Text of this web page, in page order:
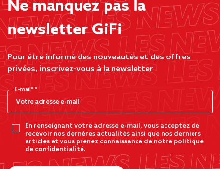
Ne manquez pas la
newsletter GiFi
Pour être informé des nouveautés et des offres
privées, inscrivez-vous à la newsletter
E-mail*
En renseignant votre adresse e-mail, vous acceptez de
recevoir nos dernères actualités ainsi que nos derniers
articles et vous prenez connaissance de notre politique
de confidentialité.